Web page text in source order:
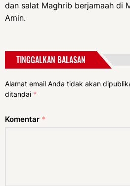
dan salat Maghrib berjamaah di
Amin.
TINGGALKAN BALASAN
Alamat email Anda tidak akan
ditandai *
Komentar *